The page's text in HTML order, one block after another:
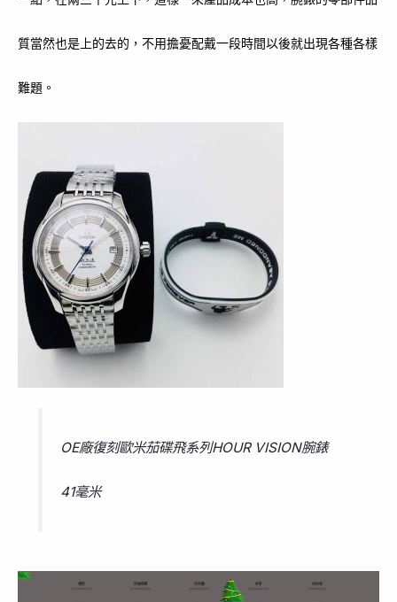
質當然也是上的去的，不用擔憂配戴一段時間以後就出現各種各樣
難題。
OE廠復刻歐米茄碟飛系列HOUR VISION腕錶
41毫米